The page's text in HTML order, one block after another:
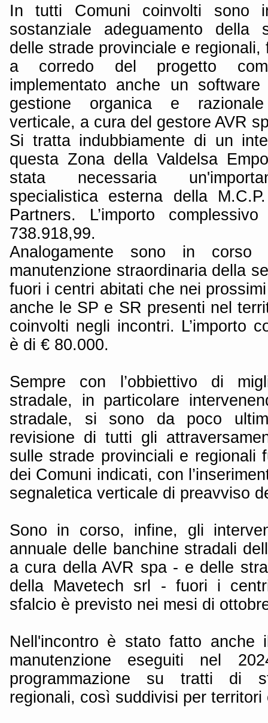
In tutti Comuni coinvolti
sostanziale adeguamento della
delle strade provinciale e
a corredo del progetto
implementato anche un
gestione organica e
verticale, a cura del gestore AVR
Si tratta indubbiamente di un
questa Zona della Valdelsa
stata necessaria
specialistica esterna della
Partners. L’importo
738.918,99.
Analogamente sono in
manutenzione straordinaria della
fuori i centri abitati che nei
anche le SP e SR presenti nel
coinvolti negli incontri. L’importo
è di € 80.000.
Sempre con l’obbiettivo di
stradale, in particolare
stradale, si sono da poco
revisione di tutti gli
sulle strade provinciali e regionali
dei Comuni indicati, con
segnaletica verticale di preavviso
Sono in corso, infine, gli
annuale delle banchine stradali
a cura della AVR spa - e delle
della Mavetech srl - fuori i
sfalcio è previsto nei mesi di
Nell'incontro è stato fatto anche
manutenzione eseguiti nel
programmazione su tratti di
regionali, così suddivisi per territori